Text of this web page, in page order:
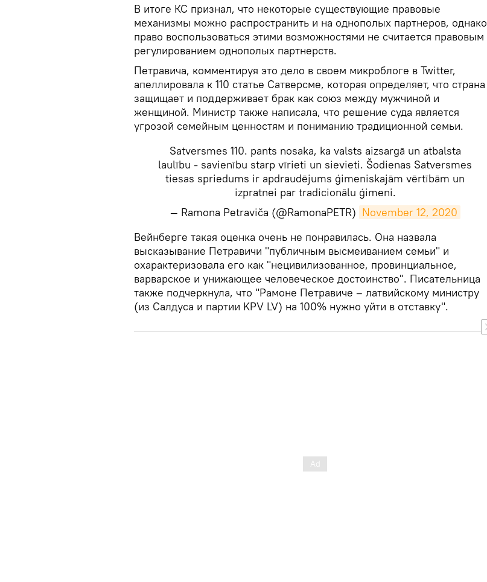
В итоге КС признал, что некоторые существующие правовые
механизмы можно распространить и на однополых партнеров, однако
право воспользоваться этими возможностями не считается правовым
регулированием однополых партнерств.
Петравича, комментируя это дело в своем микроблоге в Twitter,
апеллировала к 110 статье Сатверсме, которая определяет, что страна
защищает и поддерживает брак как союз между мужчиной и
женщиной. Министр также написала, что решение суда является
угрозой семейным ценностям и пониманию традиционной семьи.
Satversmes 110. pants nosaka, ka valsts aizsargā un atbalsta
laulību - savienību starp vīrieti un sievieti. Šodienas Satversmes
tiesas spriedums ir apdraudējums ģimeniskajām vērtībām un
izpratnei par tradicionālu ģimeni.
— Ramona Petraviča (@RamonaPETR) November 12, 2020
​Вейнберге такая оценка очень не понравилась. Она назвала
высказывание Петравичи "публичным высмеиванием семьи" и
охарактеризовала его как "нецивилизованное, провинциальное,
варварское и унижающее человеческое достоинство". Писательница
также подчеркнула, что "Рамоне Петравиче – латвийскому министру
(из Салдуса и партии KPV LV) на 100% нужно уйти в отставку".